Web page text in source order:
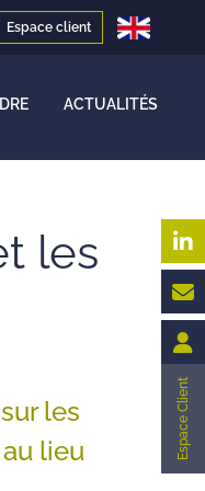
Espace client
ACTUALITÉS
les
les
lieu
Espace Client